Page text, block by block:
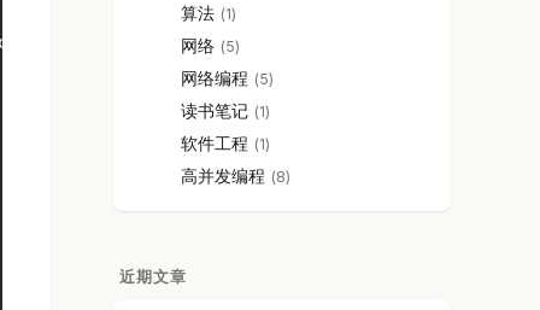
算法 1
网络 5
网络编程 5
读书笔记 1
软件工程 1
高并发编程 8
近期文章